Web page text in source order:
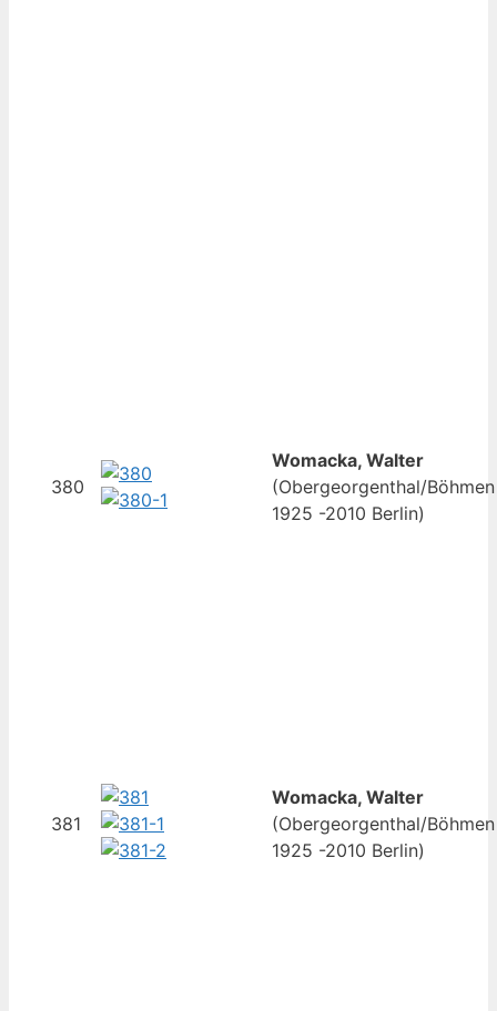
380
Womacka, Walter
(Obergeorgenthal/Böhmen
1925 -2010 Berlin)
381
Womacka, Walter
(Obergeorgenthal/Böhmen
1925 -2010 Berlin)